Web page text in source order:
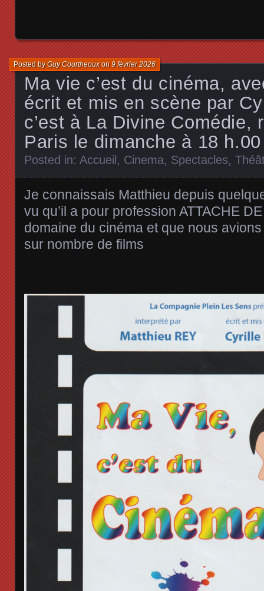
Ma vie c’est du cinéma,
écrit et mis en scène par
c’est à La Divine Comédie,
Paris le dimanche à 18 h.00
Posted byGuy Courtheouxon9 février 2026
Posted in: Accueil , Cinema, Spectacles,
Je connaissais Matthieu depuis
vu qu’il a pour profession ATTACHE
domaine du cinéma et que nous
sur nombre de films